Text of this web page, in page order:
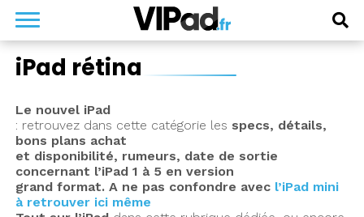
iPad rétina
Le nouvel iPad
: retrouvez dans cette catégorie les specs, détails,
bons plans achat
et disponibilité, rumeurs, date de sortie
concernant l’iPad 1 à 5 en version
grand format. A ne pas confondre avec l’iPad mini
à retrouver ici même